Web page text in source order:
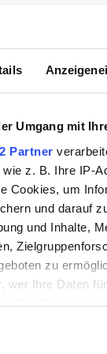
Umgang mit
Partner
z. B. Ihre IP-
Cookies, um
und darauf
und Inhalte,
zu
wer Ihre Daten
Einwilligung
oder widerrufen